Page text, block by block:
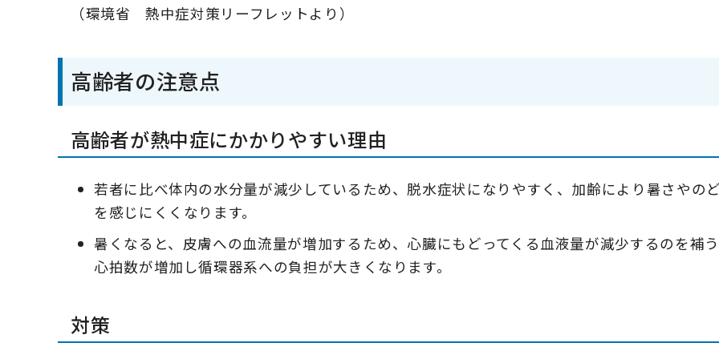
（環境省 熱中症対策リーフレットより）
高齢者の注意点
高齢者が熱中症にかかりやすい理由
若者に比べ体内の水分量が減少しているため、脱水症状になりやすく、加齢により暑さやの
を感じにくくなります。
暑くなると、皮膚への血流量が増加するため、心臓にもどってくる血液量が減少するのを補
心拍数が増加し循環器系への負担が大きくなります。
対策